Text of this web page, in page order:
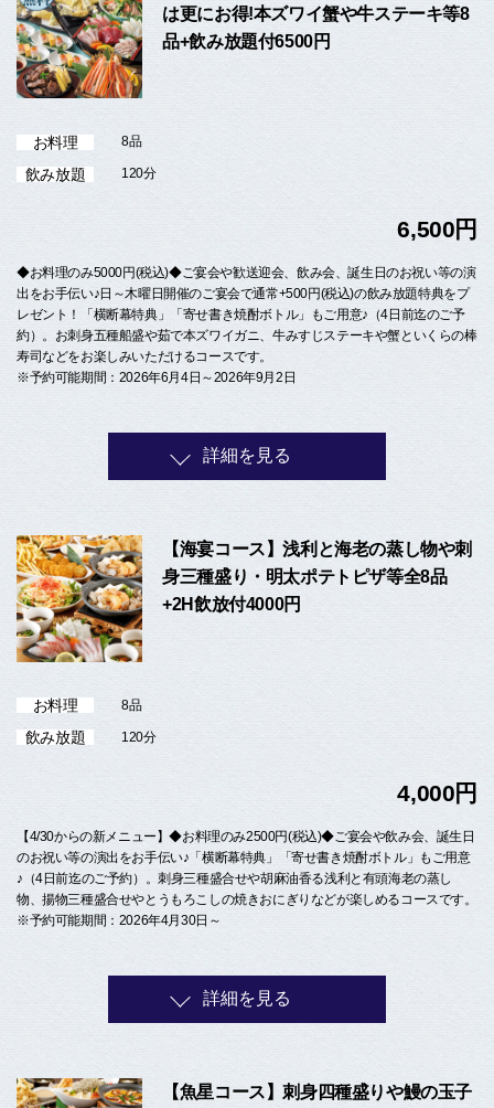
は更にお得!本ズワイ蟹や牛ステーキ等8
品+飲み放題付6500円
お料理 8品
飲み放題 120分
6,500円
◆お料理のみ5000円(税込)◆ご宴会や歓送迎会、飲み会、誕生日のお祝い等の演
出をお手伝い♪日～木曜日開催のご宴会で通常+500円(税込)の飲み放題特典をプ
レゼント！「横断幕特典」「寄せ書き焼酎ボトル」もご用意♪（4日前迄のご予
約）。お刺身五種船盛や茹で本ズワイガニ、牛みすじステーキや蟹といくらの棒
寿司などをお楽しみいただけるコースです。
※予約可能期間：2026年6月4日～2026年9月2日
詳細を見る
【海宴コース】浅利と海老の蒸し物や刺
身三種盛り・明太ポテトピザ等全8品
+2H飲放付4000円
お料理 8品
飲み放題 120分
4,000円
【4/30からの新メニュー】◆お料理のみ2500円(税込)◆ご宴会や飲み会、誕生日
のお祝い等の演出をお手伝い♪「横断幕特典」「寄せ書き焼酎ボトル」もご用意
♪（4日前迄のご予約）。刺身三種盛合せや胡麻油香る浅利と有頭海老の蒸し
物、揚物三種盛合せやとうもろこしの焼きおにぎりなどが楽しめるコースです。
※予約可能期間：2026年4月30日～
詳細を見る
【魚星コース】刺身四種盛りや鰻の玉子